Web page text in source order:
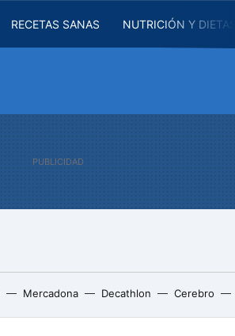
RECETAS SANAS NUTRICIÓN Y
Mercadona Decathlon Cerebro